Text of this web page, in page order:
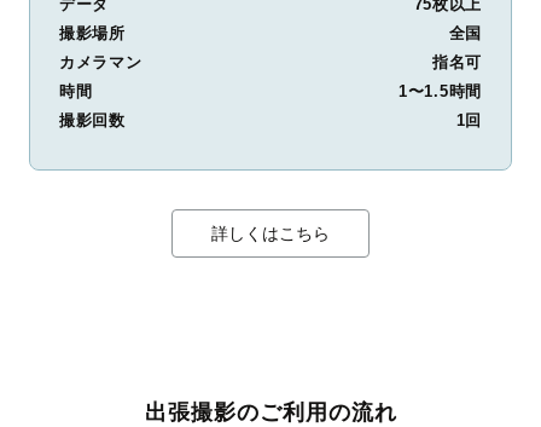
データ
75枚以上
撮影場所
全国
カメラマン
指名可
時間
1〜1.5時間
撮影回数
1回
詳しくはこちら
出張撮影のご利用の流れ